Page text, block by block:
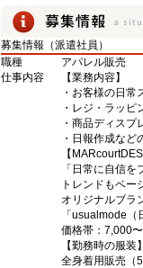
募集情報（派遣社員）
職種
アパレル販売
仕事内容
【業務内容】
・お客様の日
・レジ・ラッピ
・商品ディスプ
・日報作成など
【
「日常に自信
トレンドもベー
オリジナルブラ
「usualmode（
価格帯：7,000
【勤務時の服装】
全身着用販売（